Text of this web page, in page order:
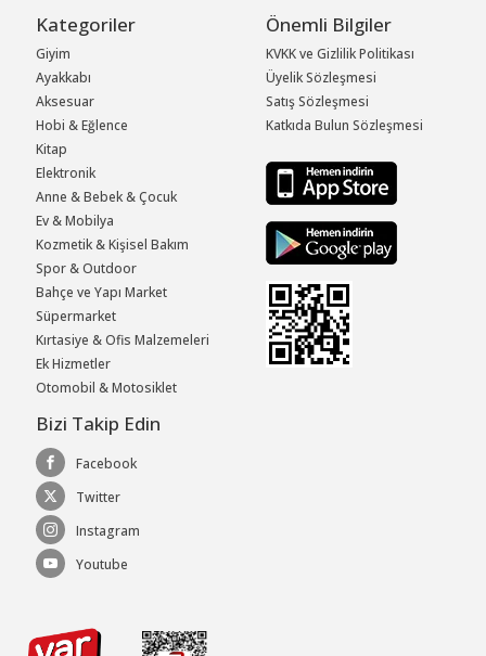
Kategoriler
Giyim
Ayakkabı
Aksesuar
Hobi & Eğlence
Kitap
Elektronik
Anne & Bebek & Çocuk
Ev & Mobilya
Kozmetik & Kişisel Bakım
Spor & Outdoor
Bahçe ve Yapı Market
Süpermarket
Kırtasiye & Ofis Malzemeleri
Ek Hizmetler
Otomobil & Motosiklet
Önemli Bilgiler
KVKK ve Gizlilik Politikası
Üyelik Sözleşmesi
Satış Sözleşmesi
Katkıda Bulun Sözleşmesi
Bizi Takip Edin
Facebook
Twitter
Instagram
Youtube